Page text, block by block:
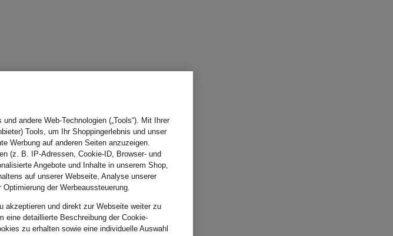
andere Web-Technologien („Tools“). Mit Ihrer
Tools, um Ihr Shoppingerlebnis und unser
Werbung auf anderen Seiten anzuzeigen.
(z. B. IP-Adressen, Cookie-ID, Browser- und
Angebote und Inhalte in unserem Shop,
auf unserer Webseite, Analyse unserer
der Werbeaussteuerung.
akzeptieren und direkt zur Webseite weiter zu
eine detaillierte Beschreibung der Cookie-
zu erhalten sowie eine individuelle Auswahl